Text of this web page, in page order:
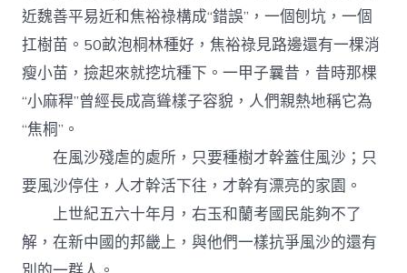
近魏善平易近和焦裕祿構成“錯誤”，一個刨坑，一個
扛樹苗。50畝泡桐林種好，焦裕祿見路邊還有一棵消
瘦小苗，撿起來就挖坑種下。一甲子曩昔，昔時那棵
“小麻稈”曾經長成高聳樣子容貌，人們親熱地稱它為
“焦桐”。
在風沙殘虐的處所，只要種樹才幹蓋住風沙；只
要風沙停住，人才幹活下往，才幹有漂亮的家園。
上世紀五六十年月，右玉和蘭考國民能夠不了
解，在新中國的邦畿上，與他們一樣抗爭風沙的還有